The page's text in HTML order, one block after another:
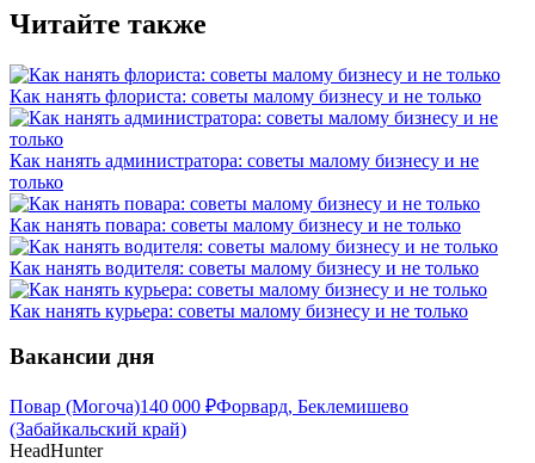
Читайте также
Как нанять флориста: советы малому бизнесу и не только
Как нанять администратора: советы малому бизнесу и не
только
Как нанять повара: советы малому бизнесу и не только
Как нанять водителя: советы малому бизнесу и не только
Как нанять курьера: советы малому бизнесу и не только
Вакансии дня
Повар (Могоча)140 000 ₽Форвард, Беклемишево
(Забайкальский край)
HeadHunter